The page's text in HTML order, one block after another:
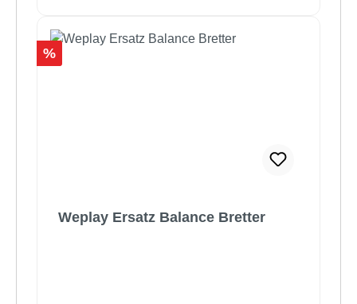
Rabatt
%
Weplay Ersatz Balance Bretter